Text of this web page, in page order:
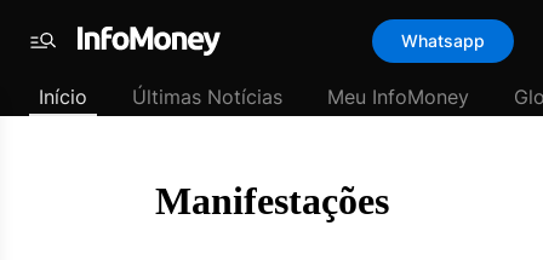
padrão
Últimas
Menu
Whatsapp
Início Últimas Notícias Meu InfoMoney
Manifestações